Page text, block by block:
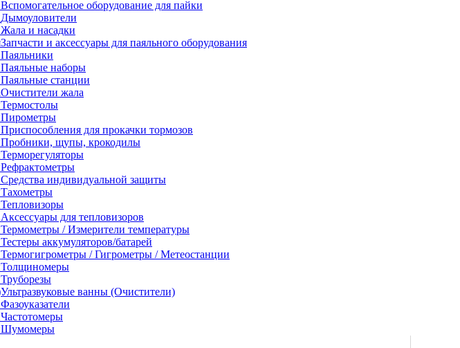
Вспомогательное оборудование для пайки
Дымоуловители
Жала и насадки
Запчасти и аксессуары для паяльного оборудования
Паяльники
Паяльные наборы
Паяльные станции
Очистители жала
Термостолы
Пирометры
Приспособления для прокачки тормозов
Пробники, щупы, крокодилы
Терморегуляторы
Рефрактометры
Средства индивидуальной защиты
Тахометры
Тепловизоры
Аксессуары для тепловизоров
Термометры / Измерители температуры
Тестеры аккумуляторов/батарей
Термогигрометры / Гигрометры / Метеостанции
Толщиномеры
Труборезы
Ультразвуковые ванны (Очистители)
Фазоуказатели
Частотомеры
Шумомеры